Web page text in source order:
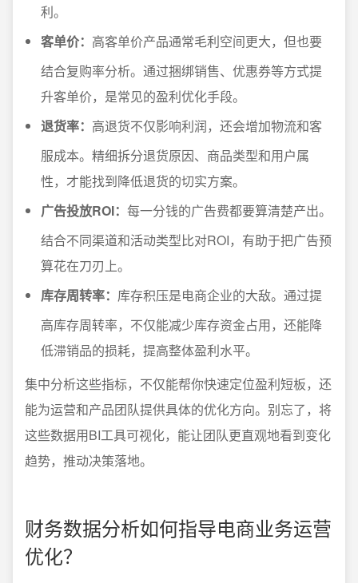
利。
客单价： 高客单价产品通常毛利空间更大，但也要
结合复购率分析。通过捆绑销售、优惠券等方式提
升客单价，是常见的盈利优化手段。
退货率： 高退货不仅影响利润，还会增加物流和客
服成本。精细拆分退货原因、商品类型和用户属
性，才能找到降低退货的切实方案。
广告投放ROI： 每一分钱的广告费都要算清楚产出。
结合不同渠道和活动类型比对ROI，有助于把广告预
算花在刀刃上。
库存周转率： 库存积压是电商企业的大敌。通过提
高库存周转率，不仅能减少库存资金占用，还能降
低滞销品的损耗，提高整体盈利水平。
集中分析这些指标，不仅能帮你快速定位盈利短板，还
能为运营和产品团队提供具体的优化方向。别忘了，将
这些数据用BI工具可视化，能让团队更直观地看到变化
趋势，推动决策落地。
财务数据分析如何指导电商业务运营
优化？